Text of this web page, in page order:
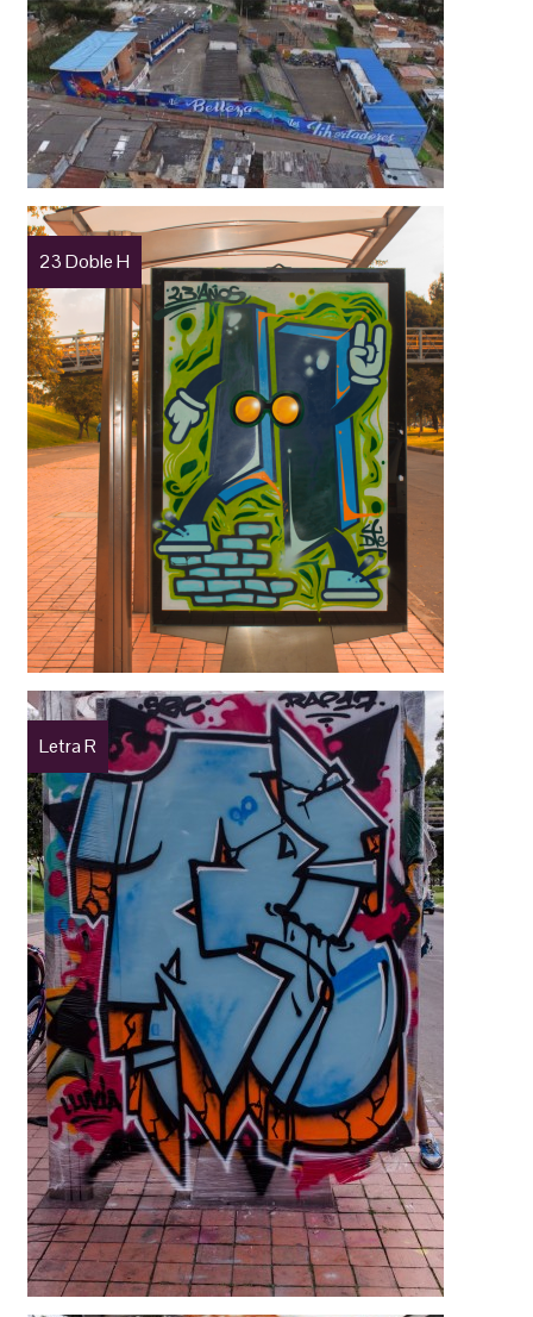
23 Doble H
Letra R